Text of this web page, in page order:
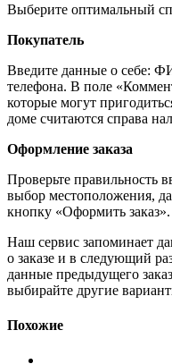
Выберите оптимальный
Покупатель
Введите данные о себе:
телефона. В поле
которые могут
доме считаются справа
Оформление заказа
Проверьте правильность
выбор местоположения,
кнопку «Оформить заказ».
Наш сервис запоминает
о заказе и в следующий
данные предыдущего
выбирайте другие
Похожие